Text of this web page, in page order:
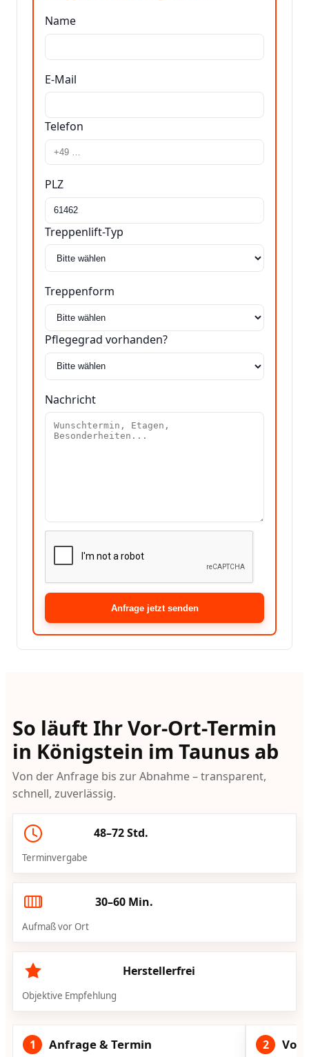
Name
E-Mail
Telefon
PLZ
Treppenlift-Typ
Treppenform
Pflegegrad vorhanden?
Nachricht
Anfrage jetzt senden
So läuft Ihr Vor-Ort-Termin
in Königstein im Taunus ab
Von der Anfrage bis zur Abnahme – transparent,
schnell, zuverlässig.
48–72 Std.
Terminvergabe
30–60 Min.
Aufmaß vor Ort
Herstellerfrei
Objektive Empfehlung
1 Anfrage & Termin 2